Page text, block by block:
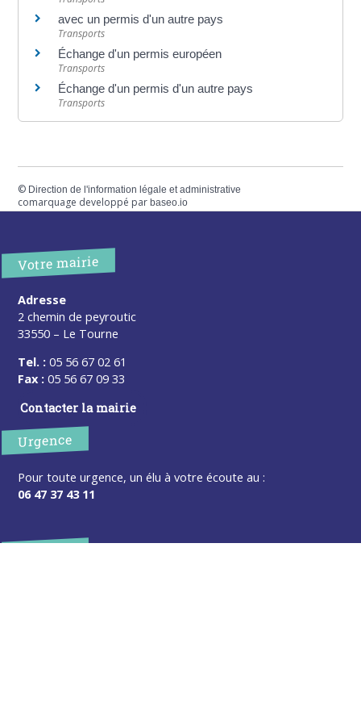
avec un permis d'un autre pays
Transports
Échange d'un permis européen
Transports
Échange d'un permis d'un autre pays
Transports
© Direction de l'information légale et administrative
comarquage developpé parbaseo.io
Votre mairie
Adresse
2 chemin de peyroutic
33550 – Le Tourne
Tel. : 05 56 67 02 61
Fax : 05 56 67 09 33
Contacter la mairie
Urgence
Pour toute urgence, un élu à votre écoute au :
06 47 37 43 11